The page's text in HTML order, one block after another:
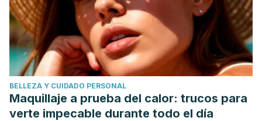
BELLEZA Y CUIDADO PERSONAL
Maquillaje a prueba del calor: trucos para
verte impecable durante todo el día